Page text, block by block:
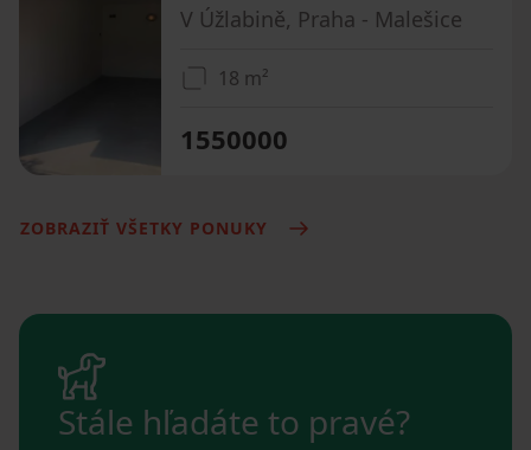
V Úžlabině, Praha - Malešice
18 m²
1550000
ZOBRAZIŤ VŠETKY PONUKY
Stále hľadáte to pravé?